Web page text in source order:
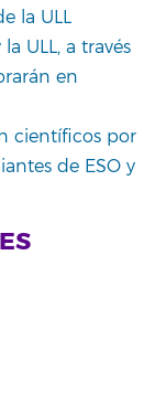
la ULL
ULL, a través
en
científicos por
de ESO y